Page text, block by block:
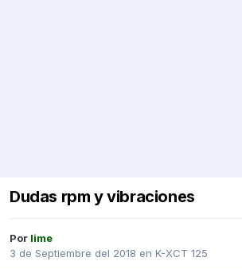
Dudas rpm y vibraciones
Por lime
3 de Septiembre del 2018 en K-XCT 125